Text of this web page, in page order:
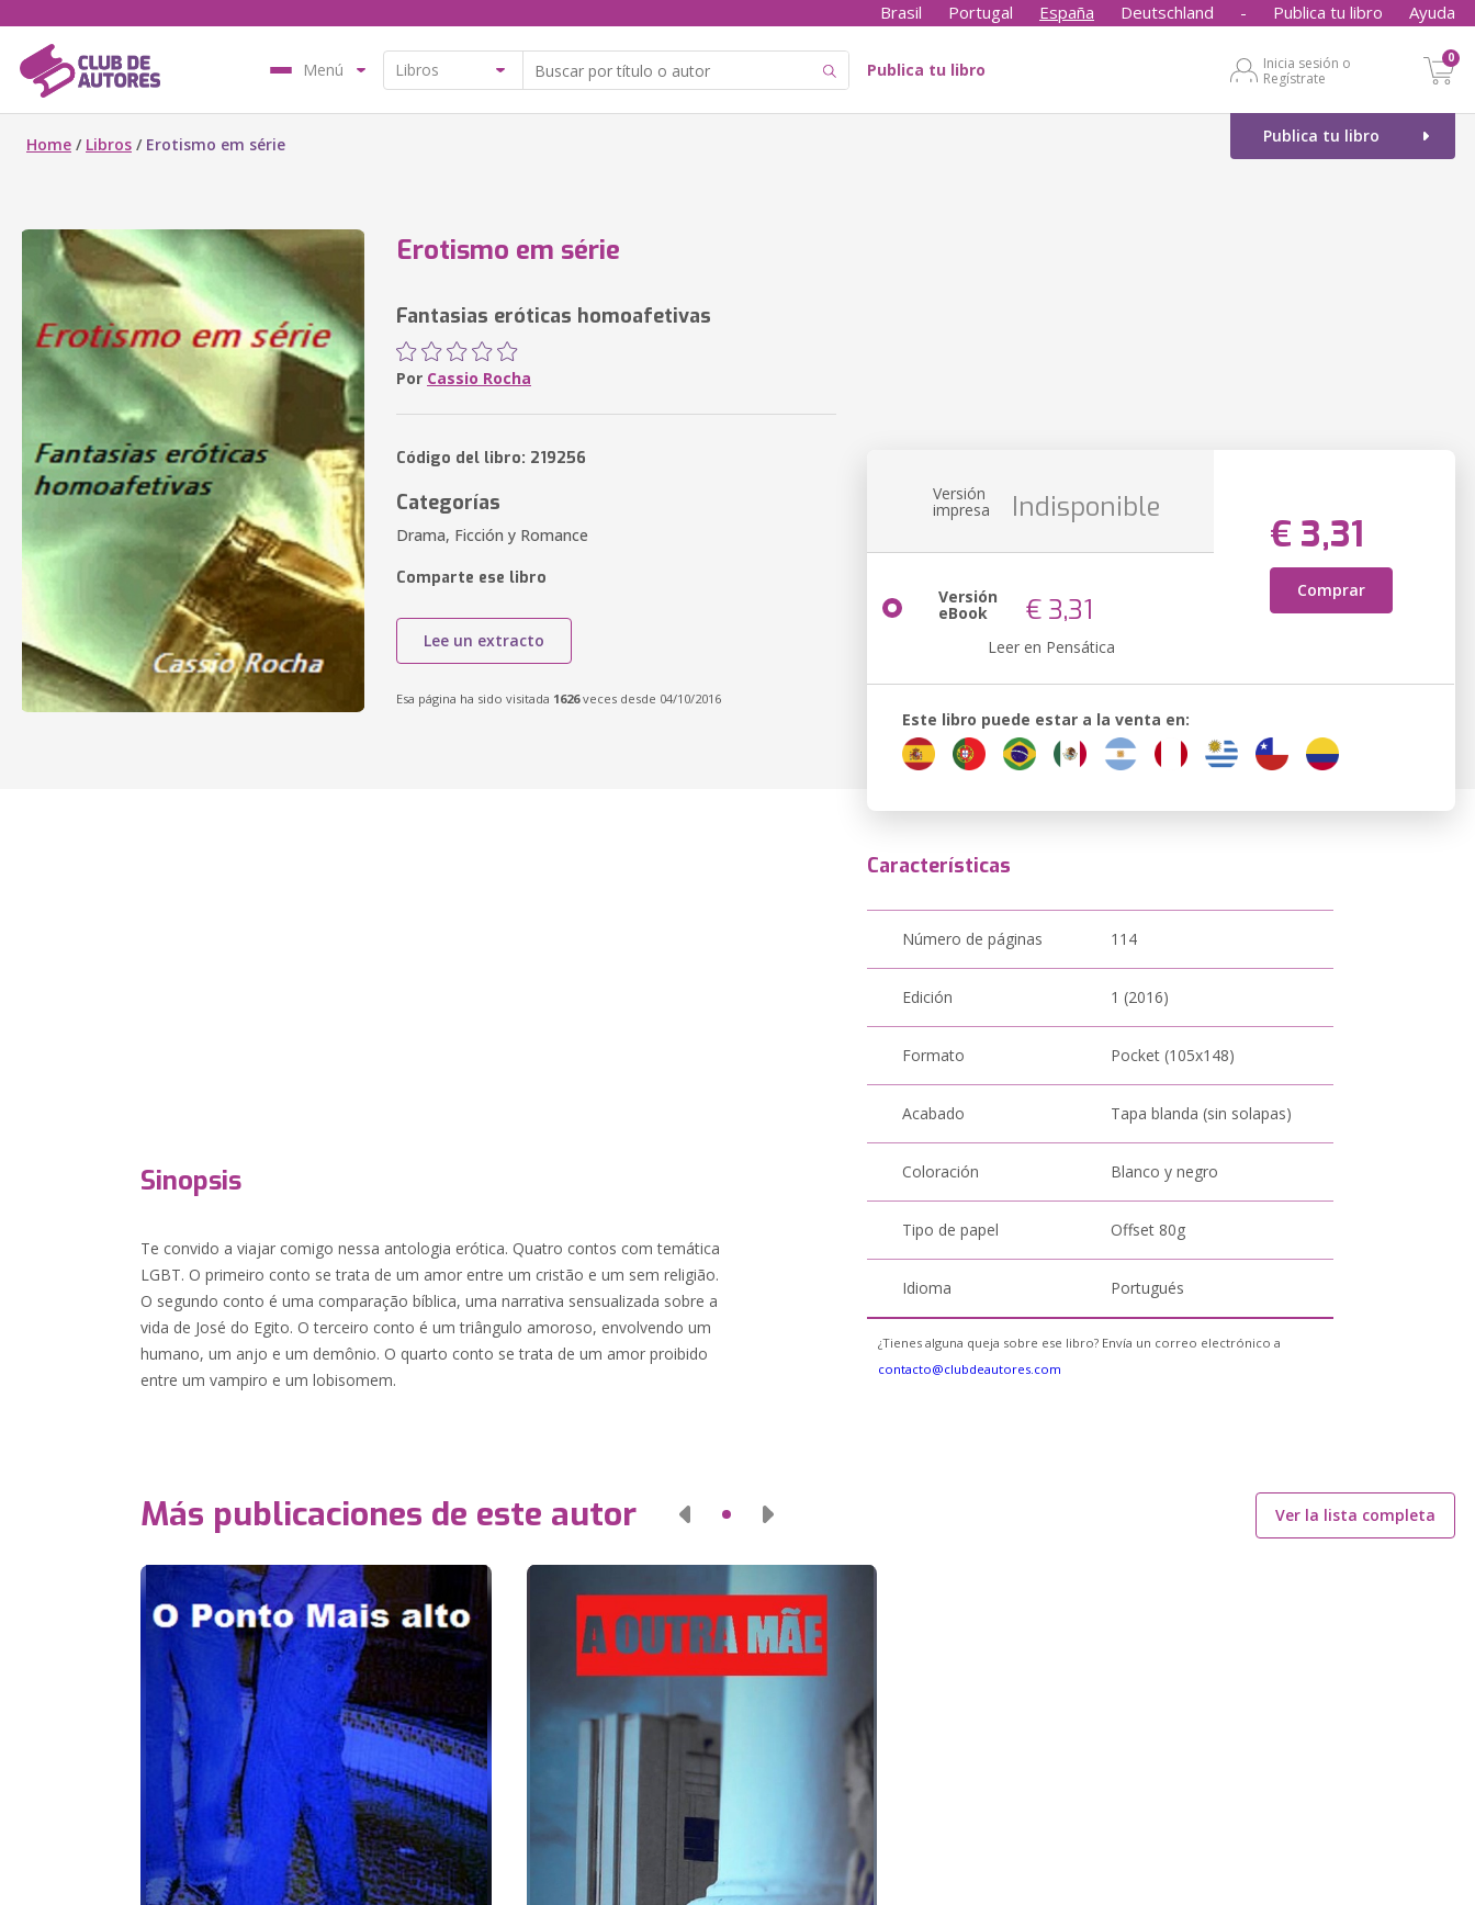
Brasil Portugal España Deutschland - Publica tu libro Ayuda
Menú Publica tu libro
Inicia sesión o
Regístrate
0
Publica tu libro
Home / Libros / Erotismo em série
Erotismo em série
Fantasias eróticas homoafetivas
Por Cassio Rocha
Código del libro: 219256
Categorías
Drama, Ficción y Romance
Comparte ese libro
Lee un extracto
Esa página ha sido visitada 1626veces desde 04/10/2016
Versión
impresa Indisponible
€ 3,31
Comprar
Versión
eBook € 3,31
Leer en Pensática
Este libro puede estar a la venta en:
Sinopsis
Te convido a viajar comigo nessa antologia erótica. Quatro contos com temática
LGBT. O primeiro conto se trata de um amor entre um cristão e um sem religião.
O segundo conto é uma comparação bíblica, uma narrativa sensualizada sobre a
vida de José do Egito. O terceiro conto é um triângulo amoroso, envolvendo um
humano, um anjo e um demônio. O quarto conto se trata de um amor proibido
entre um vampiro e um lobisomem.
Características
Número de páginas 114
Edición 1 (2016)
Formato Pocket (105x148)
Acabado Tapa blanda (sin solapas)
Coloración Blanco y negro
Tipo de papel Offset 80g
Idioma Portugués
¿Tienes alguna queja sobre ese libro? Envía un correo electrónico a
contacto@clubdeautores.com
Más publicaciones de este autor Ver la lista completa